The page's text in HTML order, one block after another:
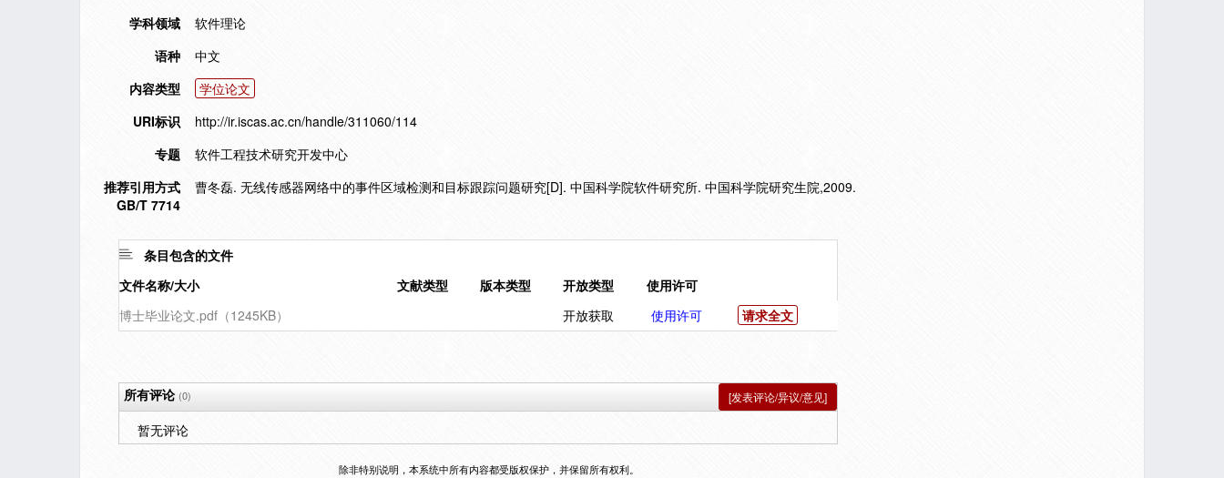
学科领域
软件理论
语种
中文
内容类型
学位论文
URI标识
http://ir.iscas.ac.cn/handle/311060/114
专题
软件工程技术研究开发中心
推荐引用方式
GB/T 7714
曹冬磊. 无线传感器网络中的事件区域检测和目标跟踪问题研究[D]. 中国科学院软件研究所. 中国科学院研究生院,2009.
条目包含的文件
文件名称/大小
文献类型 版本类型 开放类型
使用许可
博士毕业论文.pdf（1245KB）
开放获取 使用许可 请求全文
所有评论(0) [发表评论/异议/意见]
暂无评论
除非特别说明，本系统中所有内容都受版权保护，并保留所有权利。